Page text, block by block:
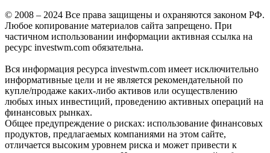
© 2008 – 2024 Все права защищены и охраняются законом РФ.
Любое копирование материалов сайта запрещено. При
частичном использовании информации активная ссылка на
ресурс investwm.com обязательна.
Вся информация ресурса investwm.com имеет исключительно
информативные цели и не является рекомендательной по
купле/продаже каких-либо активов или осуществлению
любых иных инвестиций, проведению активных операций на
финансовых рынках.
Общее предупреждение о рисках: использование финансовых
продуктов, предлагаемых компаниями на этом сайте,
отличается высоким уровнем риска и может привести к